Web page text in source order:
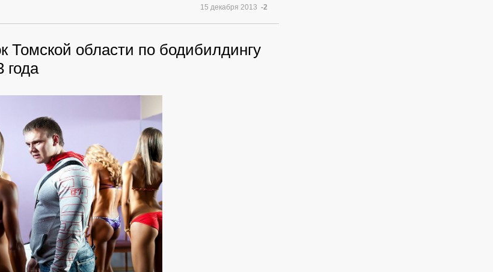
15 декабря 2013 -2
Томской области по бодибилдингу
года